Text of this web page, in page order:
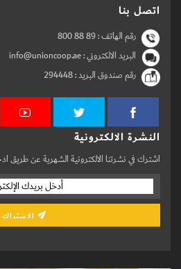
اتصل بنا
رقم الهاتف :800 88 89
البريد الالكتروني : info@unioncoop.ae
رقم صندوق البريد :294448
النشرة الالكترونية
اشترك في نشرتنا الالكترونية الشهرية عن طريق